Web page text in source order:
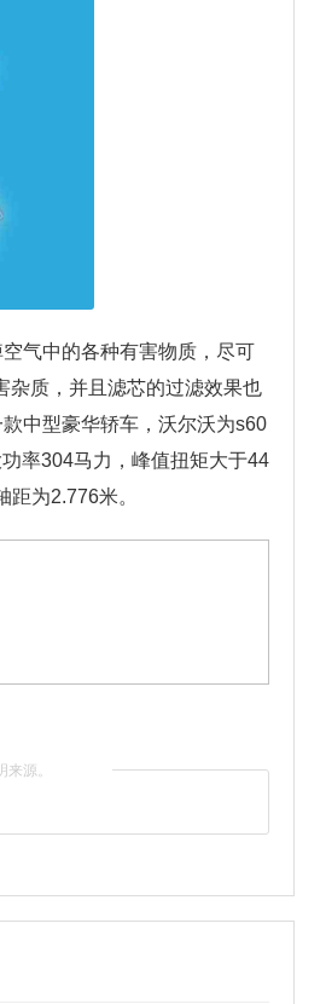
气中的各种有害物质，尽可
杂质，并且滤芯的过滤效果也
中型豪华轿车，沃尔沃为s60
率304马力，峰值扭矩大于44
为2.776米。
源。